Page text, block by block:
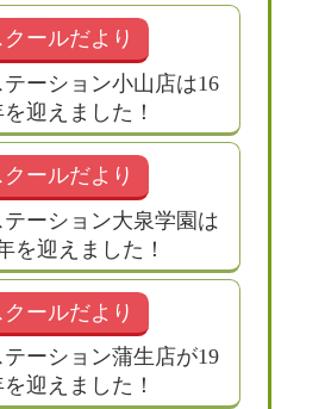
クールだより
ーション小山店は16
迎えました！
クールだより
ーション大泉学園は
を迎えました！
クールだより
ーション蒲生店が19
迎えました！